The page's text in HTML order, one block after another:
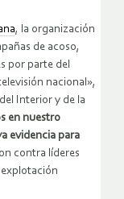
, la organización
de acoso,
por parte del
nacional»,
Interior y de la
en nuestro
evidencia para
contra líderes
explotación